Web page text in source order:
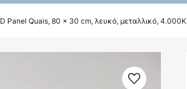
Panel Quais, 80 x 30 cm, λευκό, μεταλλικό, 4.000K